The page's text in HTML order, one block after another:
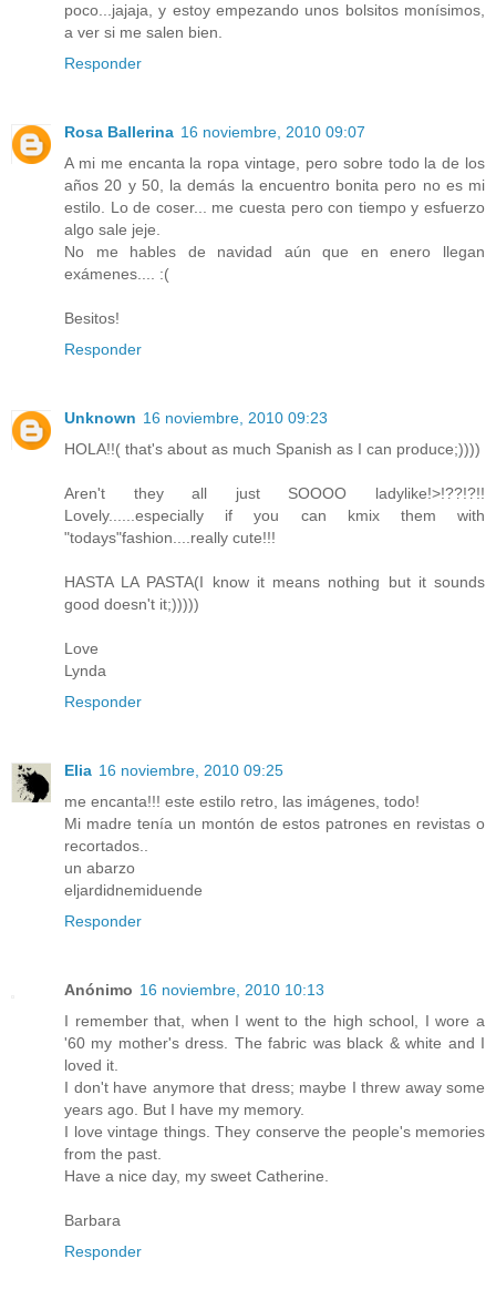
poco...jajaja, y estoy empezando unos bolsitos monísimos,
a ver si me salen bien.
Responder
Rosa Ballerina 16 noviembre, 2010 09:07
A mi me encanta la ropa vintage, pero sobre todo la de los
años 20 y 50, la demás la encuentro bonita pero no es mi
estilo. Lo de coser... me cuesta pero con tiempo y esfuerzo
algo sale jeje.
No me hables de navidad aún que en enero llegan
exámenes.... :(
Besitos!
Responder
Unknown 16 noviembre, 2010 09:23
HOLA!!( that's about as much Spanish as I can produce;))))
Aren't they all just SOOOO ladylike!>!??!?!!
Lovely......especially if you can kmix them with
"todays"fashion....really cute!!!
HASTA LA PASTA(I know it means nothing but it sounds
good doesn't it;)))))
Love
Lynda
Responder
Elia 16 noviembre, 2010 09:25
me encanta!!! este estilo retro, las imágenes, todo!
Mi madre tenía un montón de estos patrones en revistas o
recortados..
un abarzo
eljardidnemiduende
Responder
Anónimo 16 noviembre, 2010 10:13
I remember that, when I went to the high school, I wore a
'60 my mother's dress. The fabric was black & white and I
loved it.
I don't have anymore that dress; maybe I threw away some
years ago. But I have my memory.
I love vintage things. They conserve the people's memories
from the past.
Have a nice day, my sweet Catherine.
Barbara
Responder